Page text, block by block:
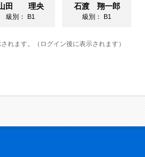
田 理央
級別：B1
石渡 翔一郎
級別：B1
れます。（ログイン後に表示されます）